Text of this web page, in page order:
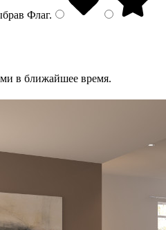
Флаг.
в ближайшее время.